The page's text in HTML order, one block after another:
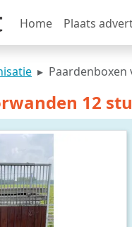
Home Plaats
Paardenboxen
12